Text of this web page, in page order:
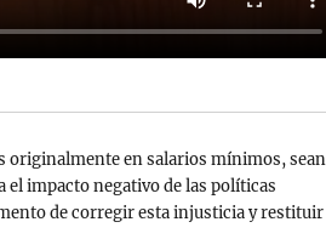
originalmente en salarios mínimos, sean
el impacto negativo de las políticas
de corregir esta injusticia y restituir